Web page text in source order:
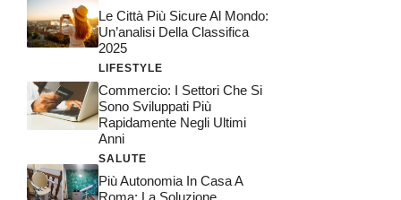
Le Città Più Sicure Al Mondo:
Un’analisi Della Classifica
2025
LIFESTYLE
Commercio: I Settori Che Si
Sono Sviluppati Più
Rapidamente Negli Ultimi
Anni
SALUTE
Più Autonomia In Casa A
Roma: La Soluzione